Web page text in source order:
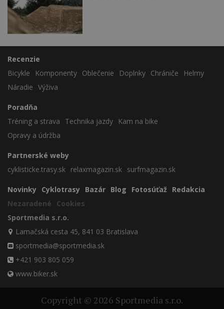
Recenzie
Bicykle
Komponenty Oblečenie Doplnky Chrániče
Helmy
Náradie Výživa
Poradňa
Tréning a strava
Technika jazdy
Kam na bike
Opravy a údržba
Partnerské weby
cyklisticke.trasy.sk relaxmagazin.sk surfmagazin.sk
Novinky Cyklotrasy Bazár Blog Fotosúťaž Redakcia
Nezaradené
Cookies
Sportmedia s.r.o.
Lamačská cesta 45, 841 03 Bratislava
sportmedia@sportmedia.sk
+421 903 805 059
www.biker.sk
Copyright © 2026 Sportmedia s.r.o.